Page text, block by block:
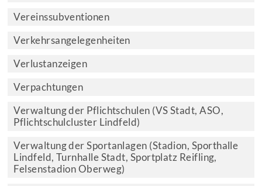
Vereinssubventionen
Verkehrsangelegenheiten
Verlustanzeigen
Verpachtungen
Verwaltung der Pflichtschulen (VS Stadt, ASO,
Pflichtschulcluster Lindfeld)
Verwaltung der Sportanlagen (Stadion, Sporthalle
Lindfeld, Turnhalle Stadt, Sportplatz Reifling,
Felsenstadion Oberweg)